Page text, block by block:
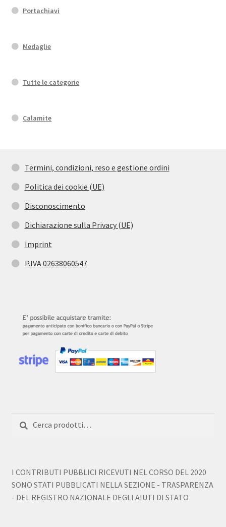
Portachiavi
Medaglie
Tutte le categorie
Calamite
Termini, condizioni, reso e gestione ordini
Politica dei cookie (UE)
Disconoscimento
Dichiarazione sulla Privacy (UE)
Imprint
P.IVA 02638060547
I CONTRIBUTI PUBBLICI RICEVUTI NEL CORSO DEL 2020
SONO STATI PUBBLICATI NELLA SEZIONE - TRASPARENZA
- DEL REGISTRO NAZIONALE DEGLI AIUTI DI STATO